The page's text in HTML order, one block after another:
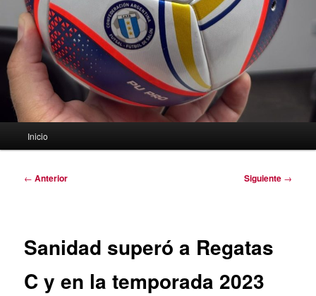
Inicio
Navegación
← Anterior Siguiente →
Sanidad superó a Regatas
C y en la temporada 2023